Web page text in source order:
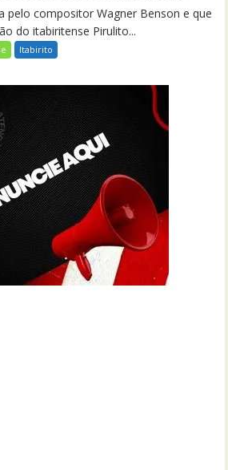
pelo compositor Wagner Benson e que
do itabiritense Pirulito...
Itabirito